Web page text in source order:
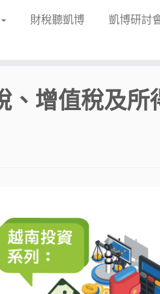
財稅聽凱博 凱博研討
、增值稅及所